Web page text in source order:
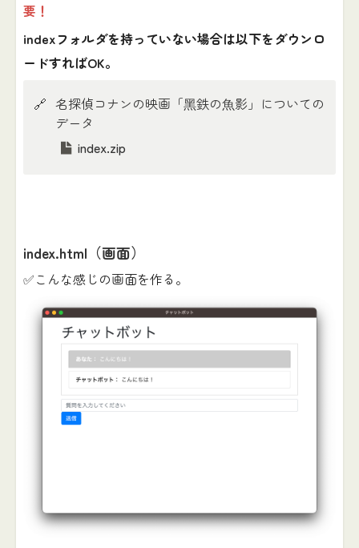
要！
indexフォルダを持っていない場合は以下をダウンロ
ードすればOK。
🔗 名探偵コナンの映画「⿊鉄の⿂影」についての
データ
index.zip
index.html（画面）
✅こんな感じの画面を作る。